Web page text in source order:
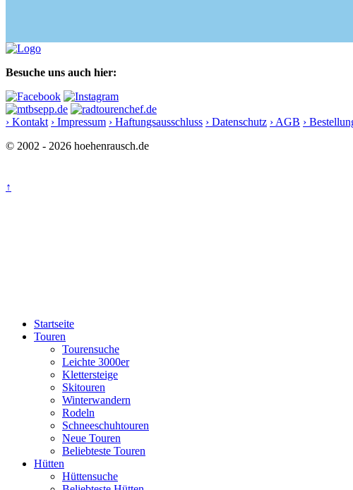
Besuche uns auch hier:
› Kontakt › Impressum › Haftungsausschluss › Datenschutz › AGB ›
© 2002 - 2026 hoehenrausch.de
↑
Startseite
Touren
Tourensuche
Leichte 3000er
Klettersteige
Skitouren
Winterwandern
Rodeln
Schneeschuhtouren
Neue Touren
Beliebteste Touren
Hütten
Hüttensuche